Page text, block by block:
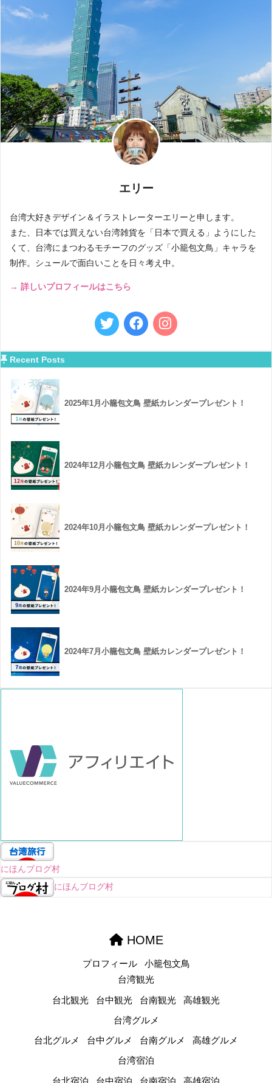
エリー
台湾大好きデザイン＆イラストレーターエリーと申します。
また、日本では買えない台湾雑貨を「日本で買える」ようにした
くて、台湾にまつわるモチーフのグッズ「小籠包文鳥」キャラを
制作。シュールで面白いことを日々考え中。
→ 詳しいプロフィールはこちら
Recent Posts
2025年1月小籠包文鳥 壁紙カレンダープレゼント！
2024年12月小籠包文鳥 壁紙カレンダープレゼント！
2024年10月小籠包文鳥 壁紙カレンダープレゼント！
2024年9月小籠包文鳥 壁紙カレンダープレゼント！
2024年7月小籠包文鳥 壁紙カレンダープレゼント！
にほんブログ村
にほんブログ村
HOME
プロフィール
小籠包文鳥
台湾観光
台北観光 台中観光 台南観光 高雄観光
台湾グルメ
台北グルメ 台中グルメ 台南グルメ 高雄グルメ
台湾宿泊
台北宿泊 台中宿泊 台南宿泊 高雄宿泊